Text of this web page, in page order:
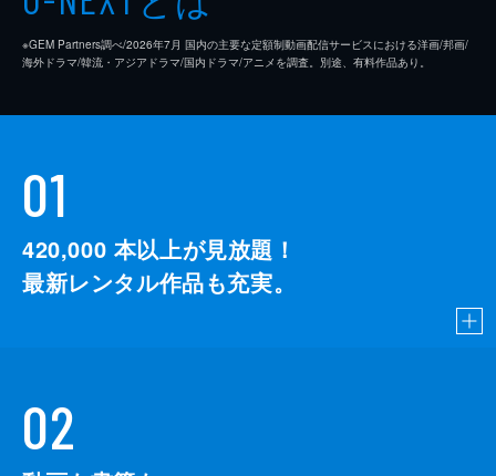
※GEM Partners調べ/2026年7⽉ 国内の主要な定額制動画配信サービスにおける洋画/邦画/
海外ドラマ/韓流・アジアドラマ/国内ドラマ/アニメを調査。別途、有料作品あり。
01
420,000 本以上が見放題！
最新レンタル作品も充実。
02